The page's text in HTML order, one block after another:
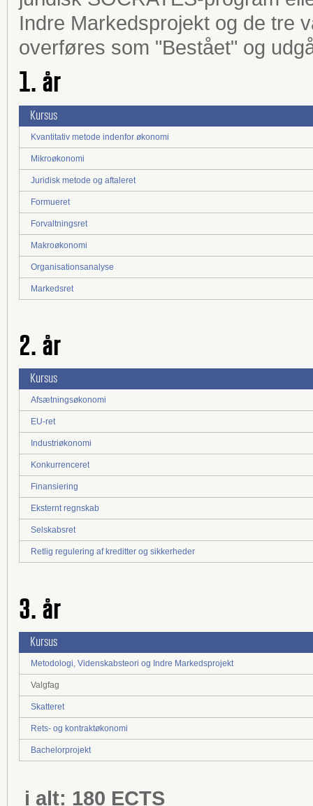
Indre Markedsprojekt og de tre
overføres som "Bestået" og
1. år
Kursus
Kvantitativ metode indenfor økonomi
Mikroøkonomi
Juridisk metode og aftaleret
Formueret
Forvaltningsret
Makroøkonomi
Organisationsanalyse
Markedsret
2. år
Kursus
Afsætningsøkonomi
EU-ret
Industriøkonomi
Konkurrenceret
Finansiering
Eksternt regnskab
Selskabsret
Retlig regulering af kreditter og sikkerheder
3. år
Kursus
Metodologi, Videnskabsteori og Indre Markedsprojekt
Valgfag
Skatteret
Rets- og kontraktøkonomi
Bachelorprojekt
i alt: 180 ECTS